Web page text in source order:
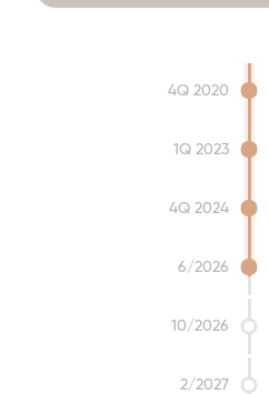
4Q 2020
1Q 2023
4Q 2024
6/2026
10/2026
2/2027